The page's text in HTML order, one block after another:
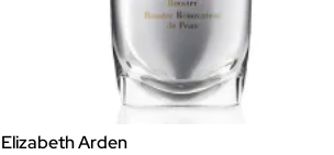
Elizabeth Arden